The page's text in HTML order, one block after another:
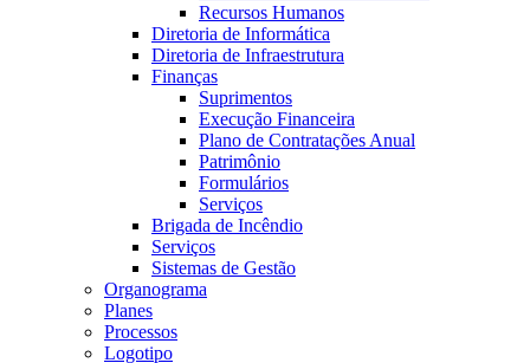
Recursos Humanos
Diretoria de Informática
Diretoria de Infraestrutura
Finanças
Suprimentos
Execução Financeira
Plano de Contratações Anual
Patrimônio
Formulários
Serviços
Brigada de Incêndio
Serviços
Sistemas de Gestão
Organograma
Planes
Processos
Logotipo